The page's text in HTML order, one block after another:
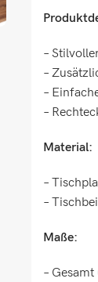
–
–
–
–
Material:
–
–
Maße:
–